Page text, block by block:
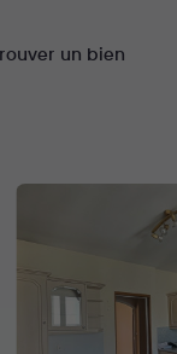
un bien